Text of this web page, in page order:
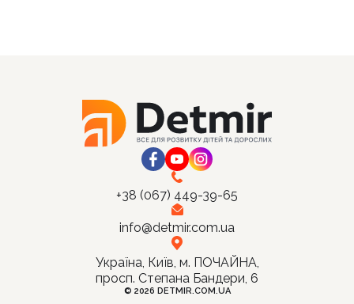
+38 (067) 449-39-65
info@detmir.com.ua
Україна, Київ, м. ПОЧАЙНА,
просп. Степана Бандери, 6
© 2026 DETMIR.COM.UA